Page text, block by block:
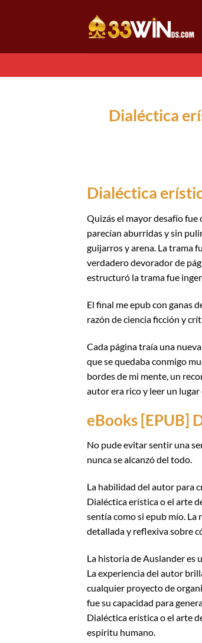
dung
Dialéctica
Dialéctica
Quizás el mayor desafío
parecían aburridas y sin
guijarros y arena. La trama
verdadero devorador de
estructuró la trama fue
El final me epub con ganas
razón de ciencia ficción y
Cada página traía una
que se quedaba conmigo
bordes de mi mente, un
autor era rico y leer un lugar
eBooks [EPUB]
No pude evitar sentir una
nunca se alcanzó del todo.
La habilidad del autor para
Dialéctica erística o el arte
sentía como si epub mío.
detallada y reflexiva sobre
La historia de Auslander es
La experiencia del autor
cualquier proyecto de
fue su capacidad para
Dialéctica erística o el arte
espíritu humano.